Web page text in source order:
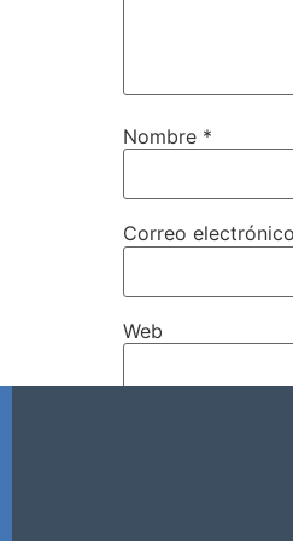
Nombre *
Correo electrónico
Web
Guarda mi